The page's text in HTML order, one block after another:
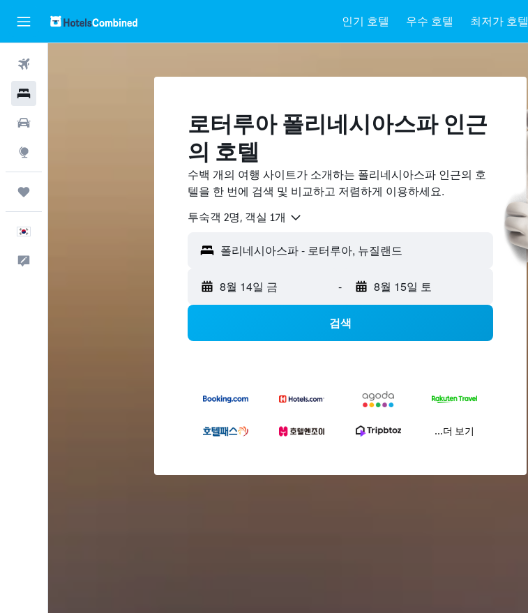
인기 호텔 우수 호텔 최저가 호텔
로터루아 폴리네시아스파 ​인근
의 호텔
수백 개의 여행 사이트가 소개하는 폴리네시아스파 인근의 호
텔을 한 번에 검색 및 비교하고 저렴하게 이용하세요.
​투숙객 2​명, ​객실 1개
8월 14일 금 - 8월 15일 토
검색
...더 보기